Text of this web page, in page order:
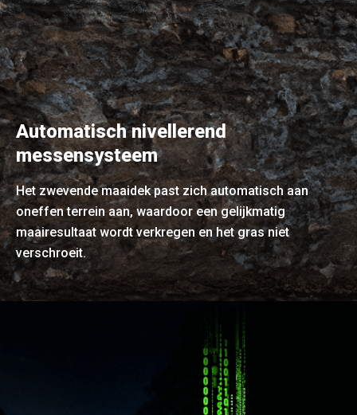
Automatisch nivellerend
messensysteem
Het zwevende maaidek past zich automatisch aan
oneffen terrein aan, waardoor een gelijkmatig
maairesultaat wordt verkregen en het gras niet
verschroeit.